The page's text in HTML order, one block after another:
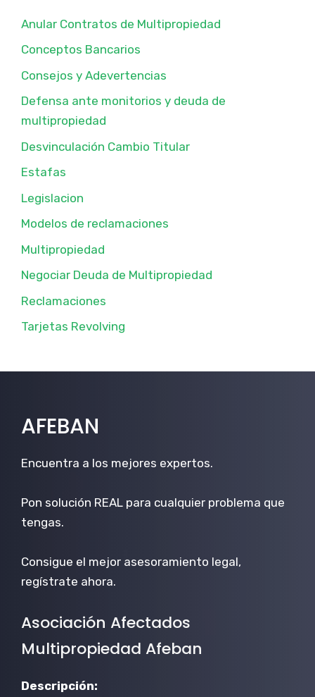
Anular Contratos de Multipropiedad
Conceptos Bancarios
Consejos y Adevertencias
Defensa ante monitorios y deuda de
multipropiedad
Desvinculación Cambio Titular
Estafas
Legislacion
Modelos de reclamaciones
Multipropiedad
Negociar Deuda de Multipropiedad
Reclamaciones
Tarjetas Revolving
AFEBAN
Encuentra a los mejores expertos.
Pon solución REAL para cualquier problema que
tengas.
Consigue el mejor asesoramiento legal,
regístrate ahora.
Asociación Afectados
Multipropiedad Afeban
Descripción: